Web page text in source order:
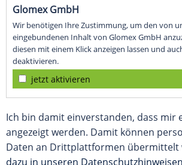
Glomex GmbH
Wir benötigen Ihre Zustimmung, um den von
eingebundenen Inhalt von Glomex GmbH
diesen mit einem Klick anzeigen lassen und
deaktivieren.
jetzt aktivieren
Ich bin damit einverstanden, dass mir
angezeigt werden. Damit können
Daten an Drittplattformen übermittelt
dazu in unseren